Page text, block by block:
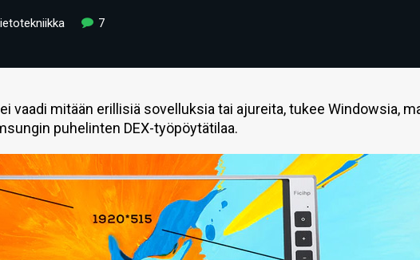
7
vaadi mitään erillisiä sovelluksia tai ajureita, tukee Windowsia,
puhelinten DEX-työpöytätilaa.